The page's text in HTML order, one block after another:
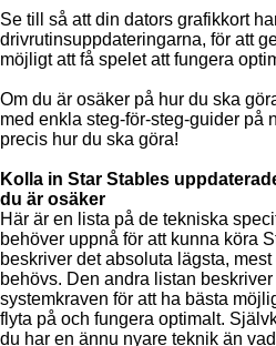
Se till så att din dators grafikkort
drivrutinsuppdateringarna, för att
möjligt att få spelet att fungera
Om du är osäker på hur du ska
med enkla steg-för-steg-guider på
precis hur du ska göra!
Kolla in Star Stables
du är osäker
Här är en lista på de tekniska
behöver uppnå för att kunna köra
beskriver det absoluta lägsta,
behövs. Den andra listan
systemkraven för att ha bästa
flyta på och fungera optimalt.
du har en ännu nyare teknik än